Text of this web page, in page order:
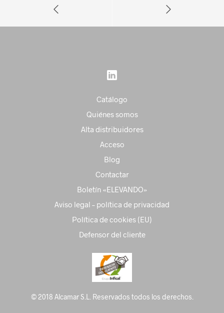
Catálogo
Quiénes somos
Alta distribuidores
Acceso
Blog
Contactar
Boletín «ELEVANDO»
Aviso legal – política de privacidad
Política de cookies (EU)
Defensor del cliente
© 2018 Alcamar S.L. Reservados todos los derechos.